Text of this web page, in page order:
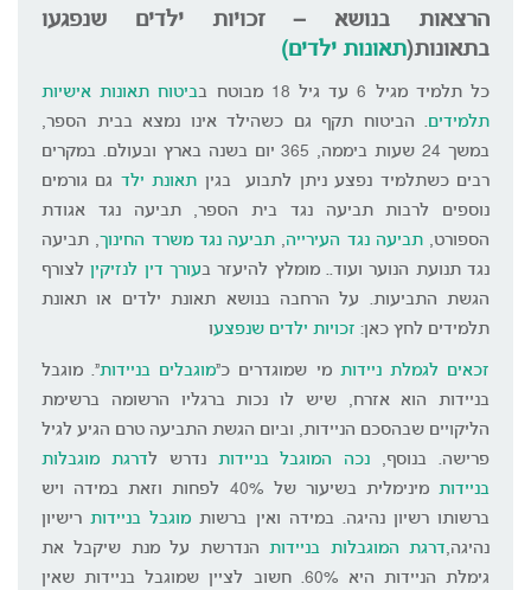
הרצאות בנושא – זכויות ילדים שנפגעו
בתאונות(תאונות ילדים)
כל תלמיד מגיל 6 עד גיל 18 מבוטח ב
ביטוח תאונות אישיות
תלמידים. הביטוח תקף גם כשהילד אינו נמצא בבית הספר,
במשך 24 שעות ביממה, 365 יום בשנה בארץ ובעולם. במקרים
רבים כשתלמיד נפצע ניתן לתבוע בגין תאונת ילד גם גורמים
נוספים לרבות תביעה נגד בית הספר, תביעה נגד אגודת
הספורט,תביעה נגד העירייה, תביעה נגד משרד החינוך, תביעה
נגד תנועת הנוער ועוד.. מומלץ להיעזר בעורך דין לנזיקיןלצורף
הגשת התביעות. על הרחבה בנושא תאונת ילדים או תאונת
תלמידים לחץ כאן: זכויות ילדים שנפצעו
זכאים לגמלת ניידות מי שמוגדרים כ"מוגבלים בניידות". מוגבל
בניידות הוא אזרח, שיש לו נכות ברגליו הרשומה ברשימת
הליקויים שבהסכם הניידות, וביום הגשת התביעה טרם הגיע לגיל
פרישה. בנוסף, נכה המוגבל בניידות נדרש לדרגת מוגבלות
בניידות
מינימלית בשיעור של 40% לפחות וזאת במידה ויש
ברשותו רשיון נהיגה. במידה ואין ברשות מוגבל בניידותרישיון
נהיגה,דרגת המוגבלות בניידותהנדרשת על מנת שיקבל את
גימלת הניידות היא 60%. חשוב לציין שמוגבל בניידות שאין